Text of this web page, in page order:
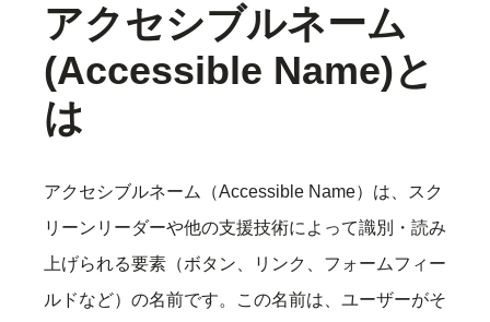
アクセシブルネーム
(Accessible Name)と
は
アクセシブルネーム（Accessible Name）は、スク
リーンリーダーや他の支援技術によって識別・読み
上げられる要素（ボタン、リンク、フォームフィー
ルドなど）の名前です。この名前は、ユーザーがそ